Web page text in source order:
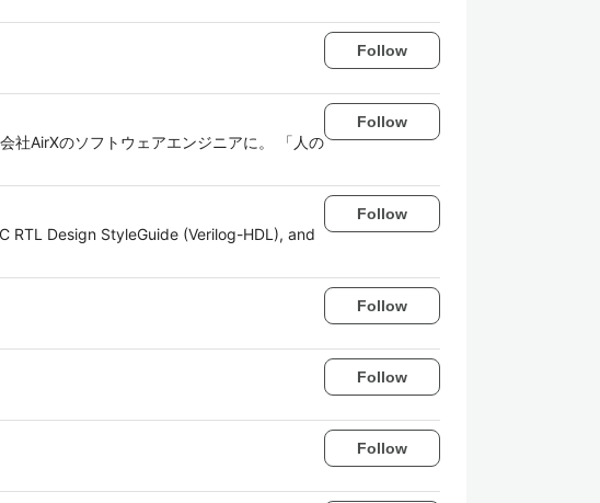
Follow
社AirXのソフトウェアエンジニアに。 「人の
Follow
RTL Design StyleGuide (Verilog-HDL), and
Follow
Follow
Follow
Follow